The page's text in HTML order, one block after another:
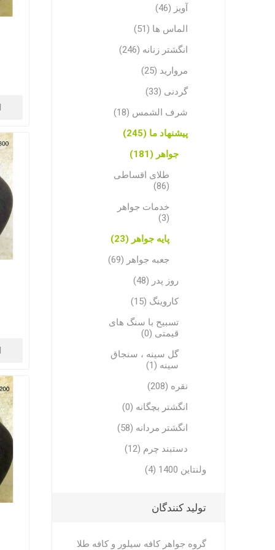
آویز (46)
الماس ها (51)
انگشتر زنانه (246)
مروارید (25)
گردنی (33)
شرف الشمس (18)
پیشنهاد ما (245)
جواهر (181)
طلای اقساطی
(86)
خدمات جواهر
(3)
پایه جواهر (23)
جعبه جواهر (69)
روز پدر (48)
کاروینگ (15)
تسبیح با سنگ های
قیمتی (0)
گل سینه ، سنجاق
سینه (1)
نقره (208)
انگشتر بچگانه (0)
انگشتر مردانه (58)
دستبند چرم (12)
ولنتاین 1400 (4)
تولید کنندگان
گروه جواهر کافه سیلور و کافه طلا